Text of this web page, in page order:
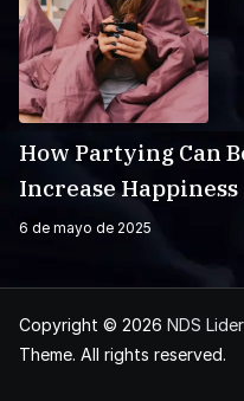
How Partying Can
Increase Happiness
6 de mayo de 2025
Copyright © 2026 NDS
Theme. All rights reserved.